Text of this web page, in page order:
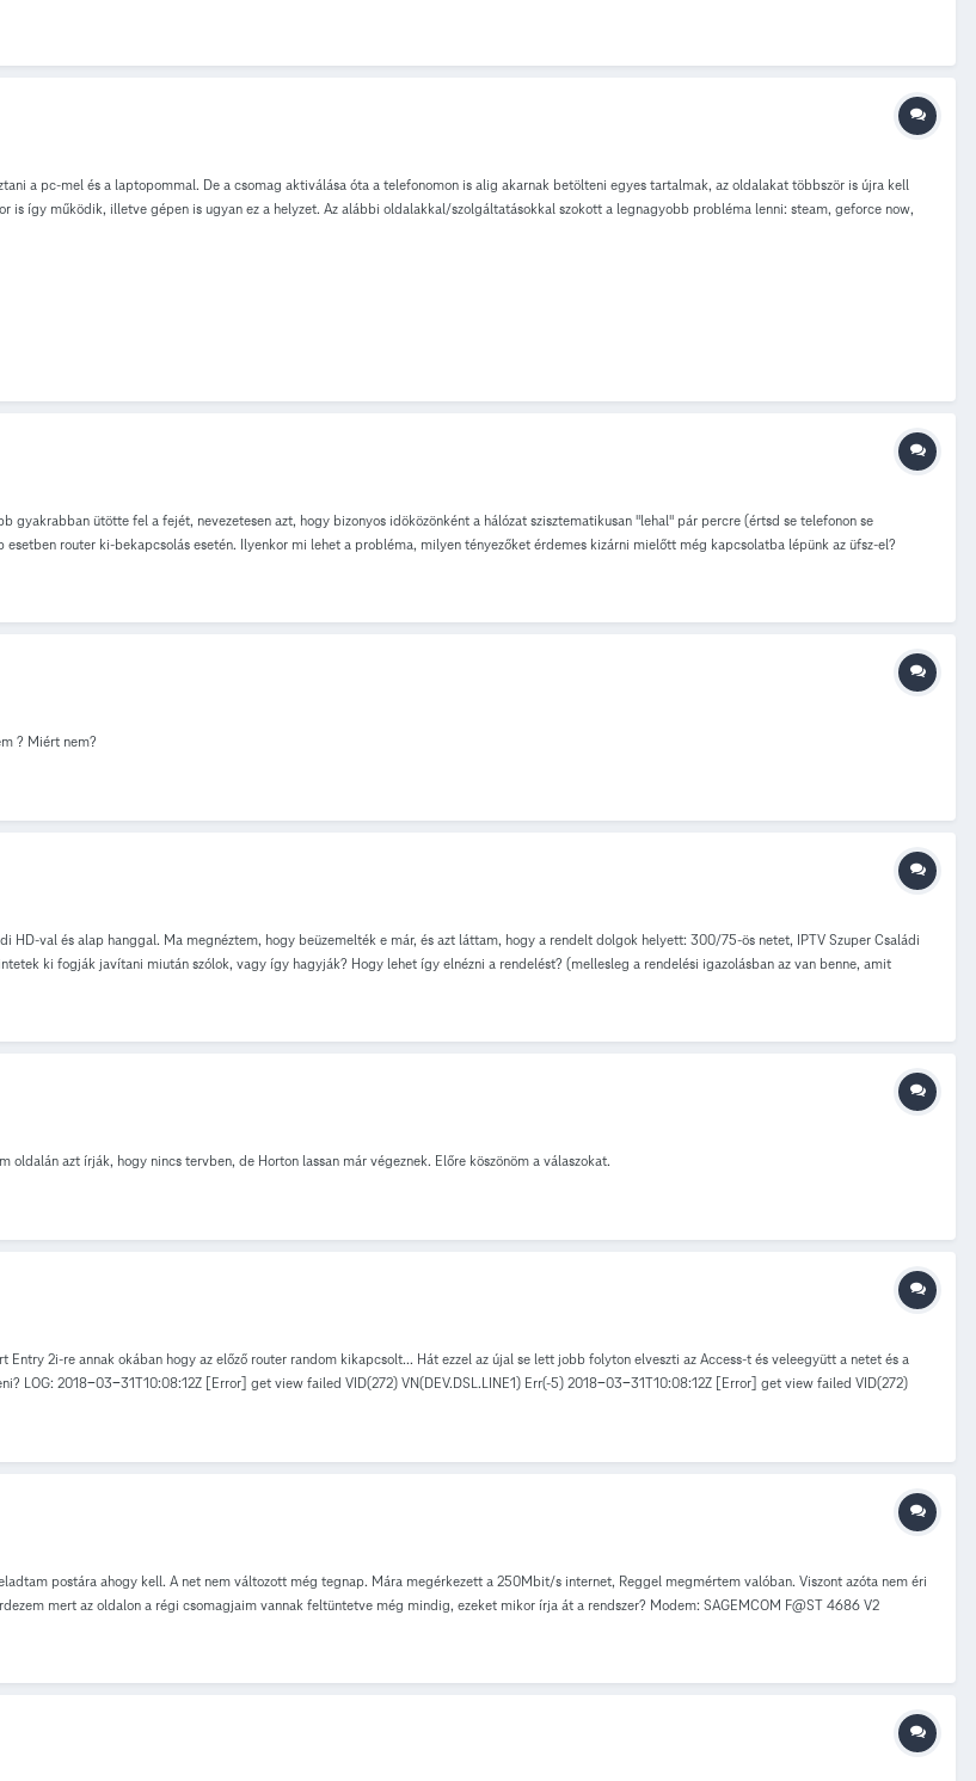
a pc-mel és a laptopommal. De a csomag aktiválása óta a telefonomon is alig akarnak betölteni egyes tartalmak, az oldalakat többször is újra kell
is így működik, illetve gépen is ugyan ez a helyzet. Az alábbi oldalakkal/szolgáltatásokkal szokott a legnagyobb probléma lenni: steam, geforce now,
a helyzet. A telefonom samsung galaxy a40 és egy huawei mate 10 pro-ba raktuk át a sim káryát. Még annyit vettem észre, hogy a telefon
és 4G nem. (egyik telefonon se szereplelt 4G, pedig mindkettő képes arra, 5G-re egyik sem) Légyszi segítsetek.
ütötte fel a fejét, nevezetesen azt, hogy bizonyos idöközönként a hálózat szisztematikusan "lehal" pár percre (értsd se telefonon se
router ki-bekapcsolás esetén. Ilyenkor mi lehet a probléma, milyen tényezőket érdemes kizárni mielőtt még kapcsolatba lépünk az üfsz-el?
? Miért nem?
HD-val és alap hanggal. Ma megnéztem, hogy beüzemelték e már, és azt láttam, hogy a rendelt dolgok helyett: 300/75-ös netet, IPTV Szuper Családi
ki fogják javítani miután szólok, vagy így hagyják? Hogy lehet így elnézni a rendelést? (mellesleg a rendelési igazolásban az van benne, amit
azt írják, hogy nincs tervben, de Horton lassan már végeznek. Előre köszönöm a válaszokat.
2i-re annak okában hogy az előző router random kikapcsolt... Hát ezzel az újal se lett jobb folyton elveszti az Access-t és veleegyütt a netet és a
LOG: 2018-03-31T10:08:12Z [Error] get view failed VID(272) VN(DEV.DSL.LINE1) Err(-5) 2018-03-31T10:08:12Z [Error] get view failed VID(272)
failed VID(272) VN(DEV.DSL.CHL1) Err(-5) 2018-03-31T10:09:38Z [Error] get view failed VID(272) VN(DEV.DSL.LINE1) Err(-5) 2018-03-
[Error] get view failed VID(272) VN(DEV.DSL.CHL1) Err(-5)
postára ahogy kell. A net nem változott még tegnap. Mára megérkezett a 250Mbit/s internet, Reggel megmértem valóban. Viszont azóta nem éri
mert az oldalon a régi csomagjaim vannak feltüntetve még mindig, ezeket mikor írja át a rendszer? Modem: SAGEMCOM F@ST 4686 V2